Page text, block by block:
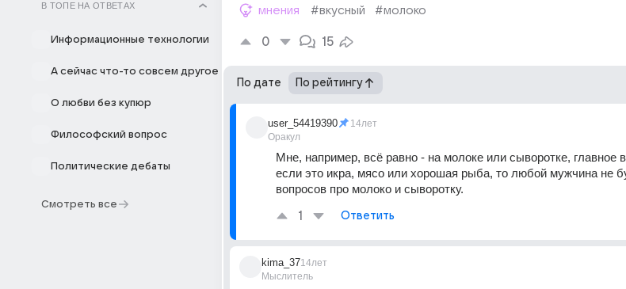
В ТОПЕ НА ОТВЕТАХ
Информационные технологии
А сейчас что-то совсем другое
О любви без купюр
Философский вопрос
Политические дебаты
Смотреть все
мнения #вкусный #молоко
0 15
По дате По рейтингу
user_54419390
Оракул
14лет
Мне, например, всё равно - на молоке или сыворотке, главное
если это икра, мясо или хорошая рыба, то любой мужчина не
вопросов про молоко и сыворотку.
1 Ответить
kima_37
Мыслитель
14лет